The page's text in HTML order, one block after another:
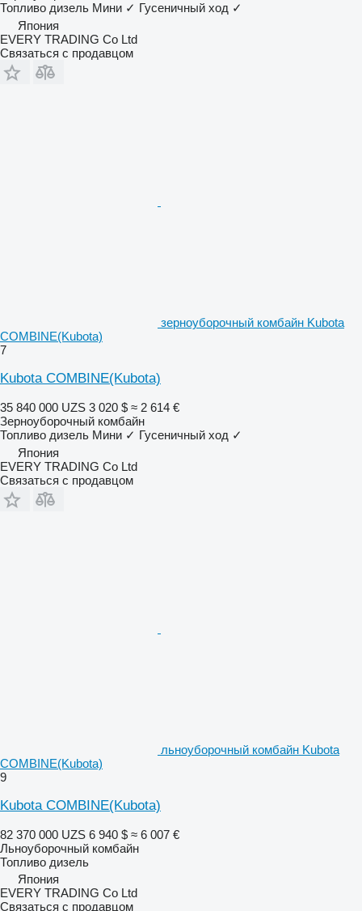
Топливо дизель Мини ✓ Гусеничный ход ✓
Япония
EVERY TRADING Co Ltd
Связаться с продавцом
зерноуборочный комбайн Kubota
COMBINE(Kubota)
7
Kubota COMBINE(Kubota)
35 840 000 UZS 3 020 $ ≈ 2 614 €
Зерноуборочный комбайн
Топливо дизель Мини ✓ Гусеничный ход ✓
Япония
EVERY TRADING Co Ltd
Связаться с продавцом
льноуборочный комбайн Kubota
COMBINE(Kubota)
9
Kubota COMBINE(Kubota)
82 370 000 UZS 6 940 $ ≈ 6 007 €
Льноуборочный комбайн
Топливо дизель
Япония
EVERY TRADING Co Ltd
Связаться с продавцом